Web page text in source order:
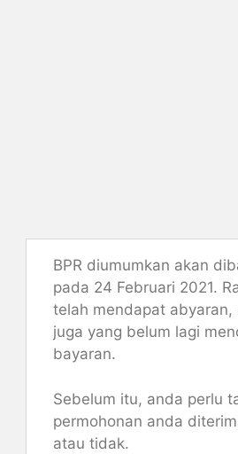
BPR diumumkan akan
pada 24 Februari 2021.
telah mendapat abyaran,
juga yang belum lagi
bayaran.
Sebelum itu, anda perlu
permohonan anda
atau tidak.